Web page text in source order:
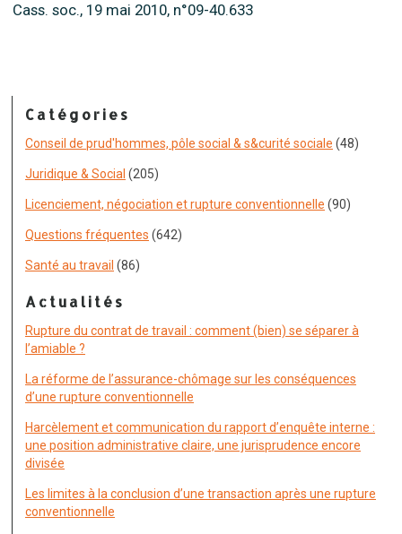
Cass. soc., 19 mai 2010, n°09-40.633
Catégories
Conseil de prud'hommes, pôle social & s&curité sociale (48)
Juridique & Social (205)
Licenciement, négociation et rupture conventionnelle (90)
Questions fréquentes (642)
Santé au travail (86)
Actualités
Rupture du contrat de travail : comment (bien) se séparer à
l’amiable ?
La réforme de l’assurance-chômage sur les conséquences
d’une rupture conventionnelle
Harcèlement et communication du rapport d’enquête interne :
une position administrative claire, une jurisprudence encore
divisée
Les limites à la conclusion d’une transaction après une rupture
conventionnelle